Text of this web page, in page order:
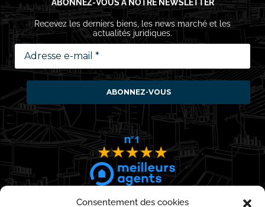
Consentement des cookies
ABONNEZ-VOUS À NOTRE NEWSLETTER
Recevez les derniers biens, les news marché et les
actualités juridiques.